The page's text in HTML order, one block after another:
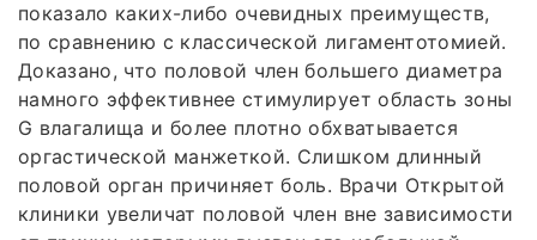
показало каких-либо очевидных преимуществ,
по сравнению с классической лигаментотомией.
Доказано, что половой член большего диаметра
намного эффективнее стимулирует область зоны
G влагалища и более плотно обхватывается
оргастической манжеткой. Слишком длинный
половой орган причиняет боль. Врачи Открытой
клиники увеличат половой член вне зависимости